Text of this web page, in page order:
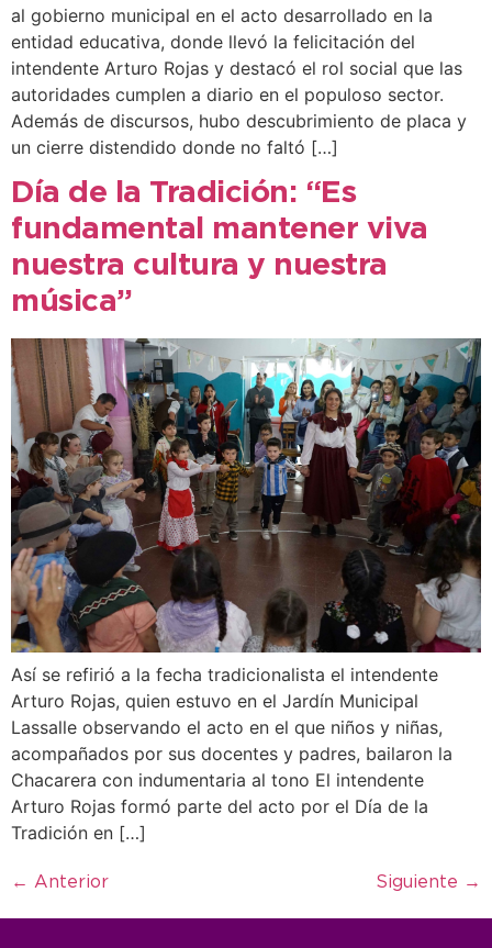
al gobierno municipal en el acto desarrollado en la
entidad educativa, donde llevó la felicitación del
intendente Arturo Rojas y destacó el rol social que las
autoridades cumplen a diario en el populoso sector.
Además de discursos, hubo descubrimiento de placa y
un cierre distendido donde no faltó […]
Día de la Tradición: “Es
fundamental mantener viva
nuestra cultura y nuestra
música”
Así se refirió a la fecha tradicionalista el intendente
Arturo Rojas, quien estuvo en el Jardín Municipal
Lassalle observando el acto en el que niños y niñas,
acompañados por sus docentes y padres, bailaron la
Chacarera con indumentaria al tono El intendente
Arturo Rojas formó parte del acto por el Día de la
Tradición en […]
← Anterior Siguiente →